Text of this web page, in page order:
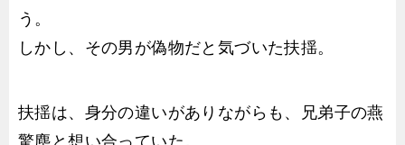
う。
しかし、その男が偽物だと気づいた扶揺。
扶揺は、身分の違いがありながらも、兄弟子の燕
驚塵と想い合っていた。